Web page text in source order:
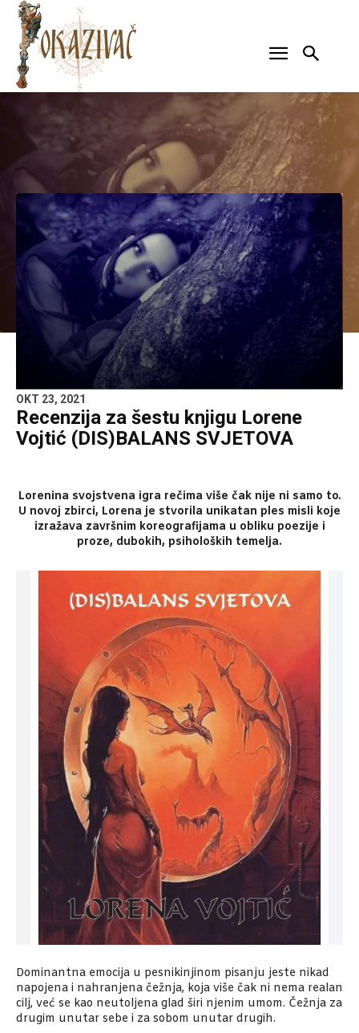
OKT 23, 2021
Recenzija za šestu knjigu Lorene
Vojtić (DIS)BALANS SVJETOVA
Lorenina svojstvena igra rečima više čak nije ni samo to.
U novoj zbirci, Lorena je stvorila unikatan ples misli koje
izražava završnim koreografijama u obliku poezije i
proze, dubokih, psiholoških temelja.
Dominantna emocija u pesnikinjinom pisanju jeste nikad
napojena i nahranjena čežnja, koja više čak ni nema realan
cilj, već se kao neutoljena glad širi njenim umom. Čežnja za
drugim unutar sebe i za sobom unutar drugih.